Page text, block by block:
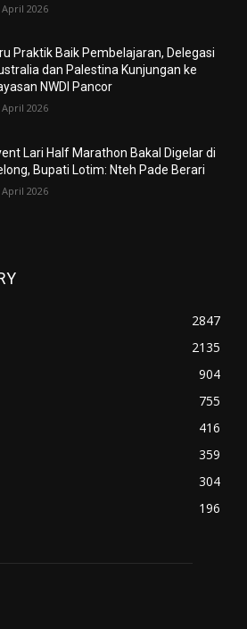
April 2026
Praktik Baik Pembelajaran, Delegasi
dan Palestina Kunjungan ke
NWDI Pancor
April 2026
Lari Half Marathon Bakal Digelar di
Bupati Lotim: Nteh Pade Berari
April 2026
2847
2135
904
755
416
359
304
196